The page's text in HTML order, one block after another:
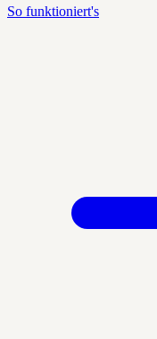
So funktioniert's